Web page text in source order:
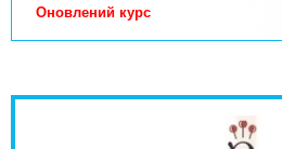
Оновлений курс